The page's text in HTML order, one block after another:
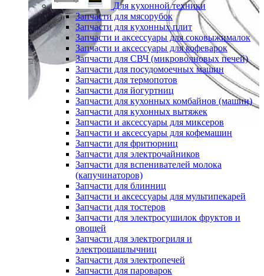
Для кухонной техники
Запчасти для мясорубок
Запчасти для кухонных плит
Запчасти и аксессуары для соковыжималок
Запчасти и аксессуары для кофеварок
Запчасти для СВЧ (микроволновых печей)
Запчасти для посудомоечных машин
Запчасти для термопотов
Запчасти для йогуртниц
Запчасти для кухонных комбайнов (машин)
Запчасти для кухонных вытяжек
Запчасти и аксессуары для миксеров
Запчасти и аксессуары для кофемашин
Запчасти для фритюрниц
Запчасти для электрочайников
Запчасти для вспенивателей молока
(капучинаторов)
Запчасти для блинниц
Запчасти и аксессуары для мультипекарей
Запчасти для тостеров
Запчасти для электросушилок фруктов и
овощей
Запчасти для электрогриля и
электрошашлычниц
Запчасти для электропечей
Запчасти для пароварок